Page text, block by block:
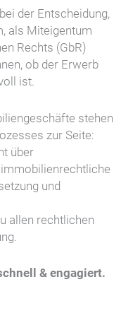
der Entscheidung,
als Miteigentum
Rechts (GbR)
ob der Erwerb
ist.
stehen
zur Seite:
über
und
allen rechtlichen
& engagiert.